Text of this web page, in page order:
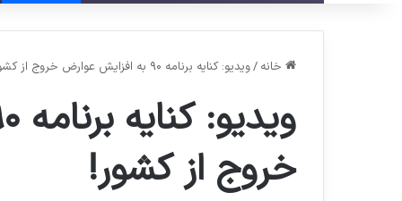
خانه /ویدیو: کنایه برنامه ۹۰ به افزایش عوارض خروج از کشور!
خروج از کشور!